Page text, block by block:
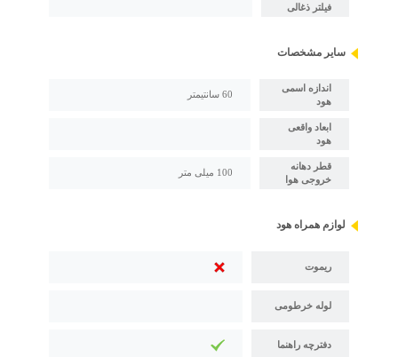
فیلتر ذغالی
سایر مشخصات
اندازه اسمی
هود
60 سانتیمتر
ابعاد واقعی
هود
قطر دهانه
خروجی هوا
100 میلی متر
لوازم همراه هود
ریموت
لوله خرطومی
دفترچه راهنما